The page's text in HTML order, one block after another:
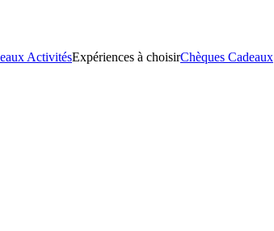
ActivitésExpériences à choisirChèques Cadeaux